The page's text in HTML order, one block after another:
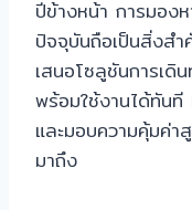
ปีข้างหน้า การมอง
ปัจจุบันถือเป็นสิ่งส
เสนอโซลูชันการเ
พร้อมใช้งานได้ทันที
และมอบความคุ้มค่า
มาถึง